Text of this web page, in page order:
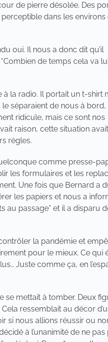
de pierre désolée. Des
dans les environs
oui. Il nous a donc dit qu’il
de temps cela va
à la radio. Il portait un t-shirt
séparaient de nous à bord,
ridicule, mais ce sont nos
raison, cette situation avait
règles.
comme presse-
les formulaires et les
Une fois que Bernard a
les papiers et nous a
au passage” et il a disparu
la pandémie et
pour le mieux. Ce qui
Juste comme ça, en
se mettait à tomber. Deux
ressemblait au décor
si nous allions réussir ou
à l’unanimité de ne pas